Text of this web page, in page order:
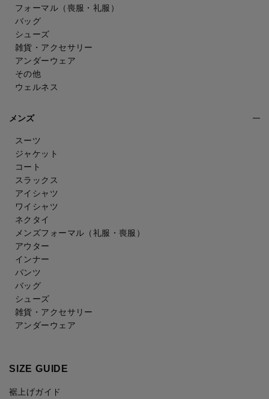
フォーマル（喪服・礼服）
バッグ
シューズ
雑貨・アクセサリー
アンダーウェア
その他
ウェルネス
メンズ
スーツ
ジャケット
コート
スラックス
アイシャツ
ワイシャツ
ネクタイ
メンズフォーマル （礼服・喪服）
アウター
インナー
パンツ
バッグ
シューズ
雑貨・アクセサリー
アンダーウェア
SIZE GUIDE
裾上げガイド